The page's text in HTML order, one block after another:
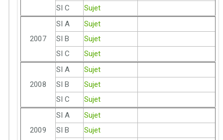
SI C
Sujet
2007
SI A
Sujet
SI B
Sujet
SI C
Sujet
2008
SI A
Sujet
SI B
Sujet
SI C
Sujet
2009
SI A
Sujet
SI B
Sujet